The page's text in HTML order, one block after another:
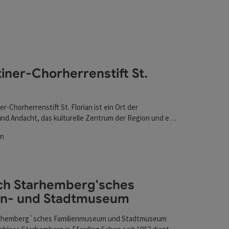
Chorherrenstift St.
Chorherrenstift St. Florian ist ein Ort der
Andacht, das kulturelle Zentrum der Region und ein
Starhemberg'sches
und Stadtmuseum
Familienmuseum und Stadtmuseum